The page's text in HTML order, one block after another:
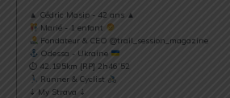
▲ Cédric Masip - 42 ans ▲
Marié - 1 enfant
Fondateur & CEO @trail_session_magazine
Odessa - Ukraine
⏱ 42.195km [RP] 2h46’52
Runner & Cyclist
⇣ My Strava ⇣